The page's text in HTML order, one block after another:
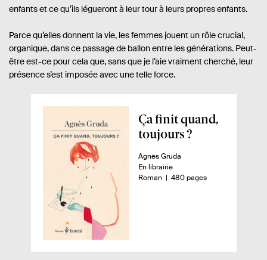
enfants et ce qu’ils légueront à leur tour à leurs propres enfants.
Parce qu’elles donnent la vie, les femmes jouent un rôle crucial,
organique, dans ce passage de ballon entre les générations. Peut-
être est-ce pour cela que, sans que je l’aie vraiment cherché, leur
présence s’est imposée avec une telle force.
A
p
r
ç
Ça finit quand,
toujours ?
A
u
t
Agnès Gruda
D
i
En librairie
n
Roman- 480 pages